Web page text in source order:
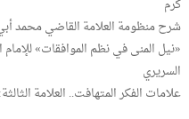
كرم
شرح منظومة العلامة القاضي محمد
«نيل المنى في نظم الموافقات»
السريري
علامات الفكر المتهافت.. العلامة